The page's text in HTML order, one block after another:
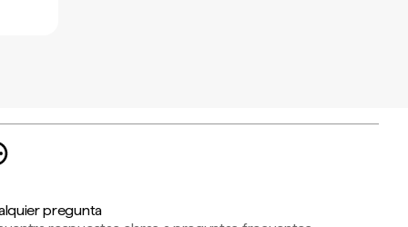
pregunta